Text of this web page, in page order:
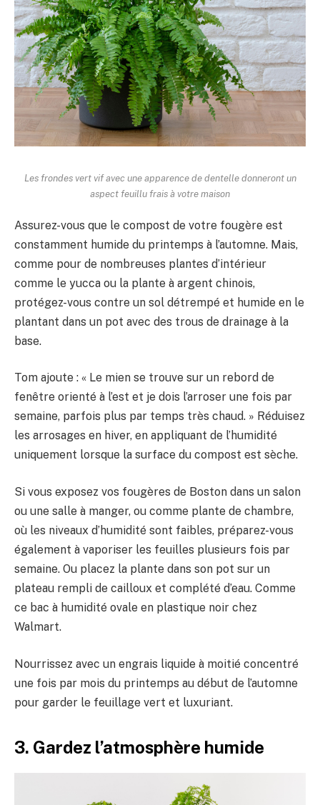
Les frondes vert vif avec une apparence de dentelle donneront un
aspect feuillu frais à votre maison
Assurez-vous que le compost de votre fougère est
constamment humide du printemps à l’automne. Mais,
comme pour de nombreuses plantes d’intérieur
comme le yucca ou la plante à argent chinois,
protégez-vous contre un sol détrempé et humide en le
plantant dans un pot avec des trous de drainage à la
base.
Tom ajoute : « Le mien se trouve sur un rebord de
fenêtre orienté à l’est et je dois l’arroser une fois par
semaine, parfois plus par temps très chaud. » Réduisez
les arrosages en hiver, en appliquant de l’humidité
uniquement lorsque la surface du compost est sèche.
Si vous exposez vos fougères de Boston dans un salon
ou une salle à manger, ou comme plante de chambre,
où les niveaux d’humidité sont faibles, préparez-vous
également à vaporiser les feuilles plusieurs fois par
semaine. Ou placez la plante dans son pot sur un
plateau rempli de cailloux et complété d’eau. Comme
ce bac à humidité ovale en plastique noir chez
Walmart.
Nourrissez avec un engrais liquide à moitié concentré
une fois par mois du printemps au début de l’automne
pour garder le feuillage vert et luxuriant.
3. Gardez l’atmosphère humide